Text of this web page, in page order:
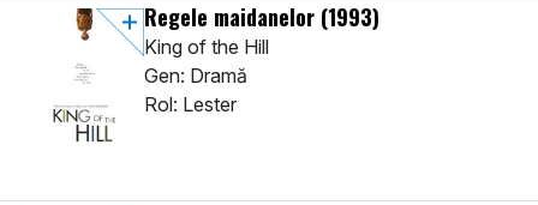
Regele maidanelor (1993)
King of the Hill
Gen: Dramă
Rol: Lester